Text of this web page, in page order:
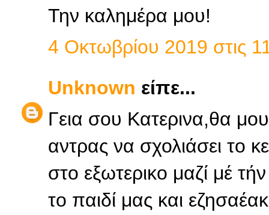
Την καλημέρα μου!
4 Οκτωβρίου 2019 στις
Unknown είπε...
Γεια σου Κατερινα,θα
αντρας να σχολιάσει το
στο εξωτερικο μαζί μέ
το παιδί μας και